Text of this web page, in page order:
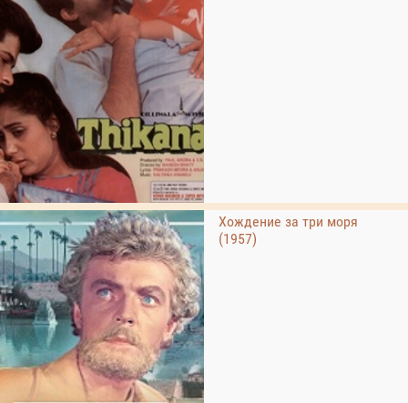
Хождение за три моря
(1957)